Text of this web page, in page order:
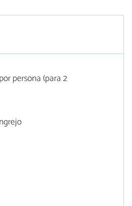
persona (para 2